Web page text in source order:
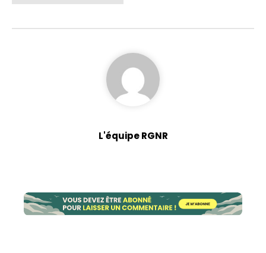
L'équipe RGNR